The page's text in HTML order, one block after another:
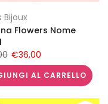
Bijoux
Flowers Nome
€36,00
AL CARRELLO